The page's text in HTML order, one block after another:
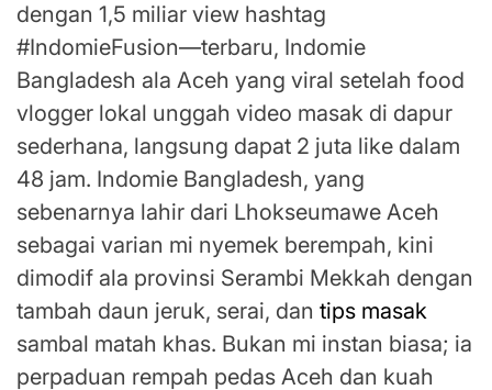
dengan 1,5 miliar view hashtag
#IndomieFusion—terbaru, Indomie
Bangladesh ala Aceh yang viral setelah food
vlogger lokal unggah video masak di dapur
sederhana, langsung dapat 2 juta like dalam
48 jam. Indomie Bangladesh, yang
sebenarnya lahir dari Lhokseumawe Aceh
sebagai varian mi nyemek berempah, kini
dimodif ala provinsi Serambi Mekkah dengan
tambah daun jeruk, serai, dan tips masak
sambal matah khas. Bukan mi instan biasa; ia
perpaduan rempah pedas Aceh dan kuah